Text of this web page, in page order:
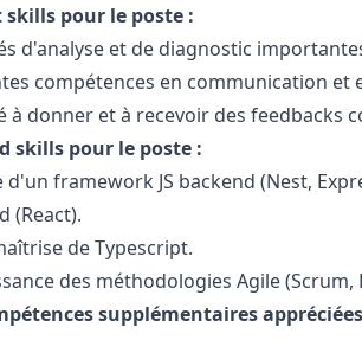
skills pour le poste :
d'analyse et de diagnostic
compétences en communication et
à donner et à recevoir des feedbacks
skills pour le poste :
d'un framework JS backend (Nest,
(React).
de Typescript.
des méthodologies Agile
supplémentaires